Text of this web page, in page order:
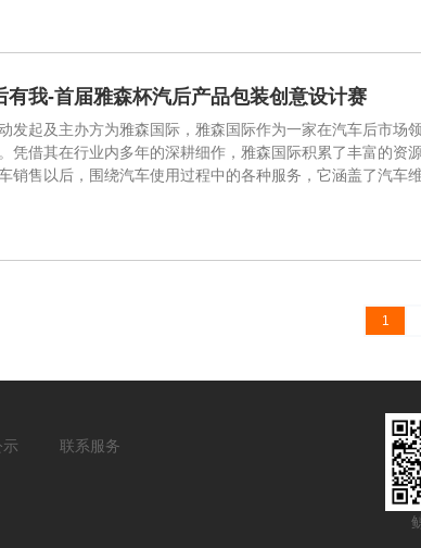
有我-首届雅森杯汽后产品包装创意设计赛
起及主办⽅为雅森国际，雅森国际作为⼀家在汽⻋后市场
凭借其在⾏业内多年的深耕细作，雅森国际积累了丰富的
销售以后，围绕汽⻋使⽤过程中的各种服务，它涵盖了汽⻋
1
联系服务